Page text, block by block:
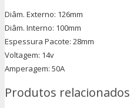
Diâm. Externo: 126mm
Diâm. Interno: 100mm
Espessura Pacote: 28mm
Voltagem: 14v
Amperagem: 50A
Produtos relacionados